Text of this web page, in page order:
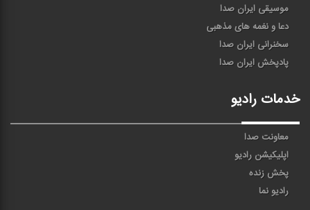
موسیقی ایران صدا
دعا و نغمه های مذهبی
سخنرانی ایران صدا
پادپخش ایران صدا
خدمات رادیو
معاونت صدا
اپلیکیشن رادیو
پخش زنده
رادیو نما